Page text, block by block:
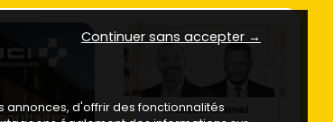
Continuer sans accepter →
annonces, d'offrir des fonctionnalités